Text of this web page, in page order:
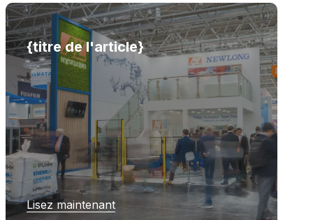
{titre de l'article}
Lisez maintenant